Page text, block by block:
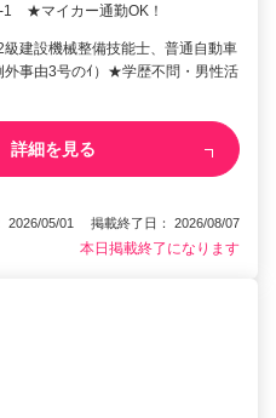
★マイカー通勤OK！
建設機械整備技能士、普通自動車
外事由3号のｲ）★学歴不問・男性活
詳細を見る
2026/05/01 掲載終了日： 2026/08/07
本日掲載終了になります